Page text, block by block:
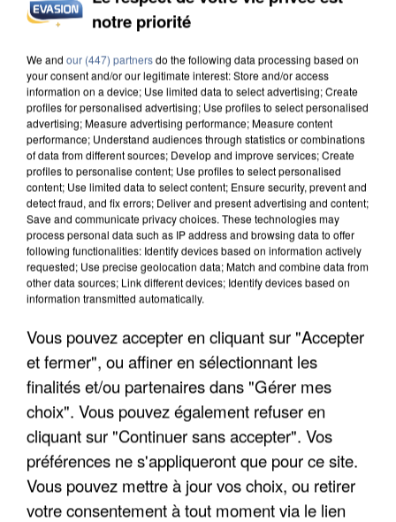
INCENDIES : L’ÎLE-DE-FRANCE LANCE UN ÉLAN
APRÈS TOUTES CES CANICULES, LES REFUGES
DE FAUNE SAUVAGE SONT...
notre priorité
We and our (447) partnersdo the following data processing based on
your consent and/or our legitimate interest: Store and/or access
information on a device; Use limited data to select advertising; Create
profiles for personalised advertising; Use profiles to select personalised
advertising; Measure advertising performance; Measure content
performance; Understand audiences through statistics or combinations
of data from different sources; Develop and improve services; Create
profiles to personalise content; Use profiles to select personalised
content; Use limited data to select content; Ensure security, prevent and
detect fraud, and fix errors; Deliver and present advertising and content;
Save and communicate privacy choices. These technologies may
process personal data such as IP address and browsing data to offer
following functionalities: Identify devices based on information actively
requested; Use precise geolocation data; Match and combine data from
other data sources; Link different devices; Identify devices based on
information transmitted automatically.
Vous pouvez accepter en cliquant sur "Accepter
et fermer", ou affiner en sélectionnant les
finalités et/ou partenaires dans "Gérer mes
choix". Vous pouvez également refuser en
cliquant sur "Continuer sans accepter". Vos
préférences ne s'appliqueront que pour ce site.
Vous pouvez mettre à jour vos choix, ou retirer
votre consentement à tout moment via le lien